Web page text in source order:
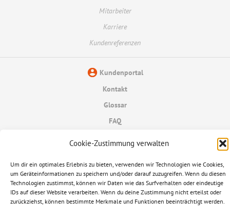
Cookie-Zustimmung verwalten
Um dir ein optimales Erlebnis zu bieten, verwenden wir Technologien wie Cookies,
um Geräteinformationen zu speichern und/oder darauf zuzugreifen. Wenn du diesen
Technologien zustimmst, können wir Daten wie das Surfverhalten oder eindeutige
IDs auf dieser Website verarbeiten. Wenn du deine Zustimmung nicht erteilst oder
zurückziehst, können bestimmte Merkmale und Funktionen beeinträchtigt werden.
Mitarbeiter
Karriere
Kundenreferenzen
Kundenportal
Kontakt
Glossar
FAQ
Impressum
© 2026 Ampere AG